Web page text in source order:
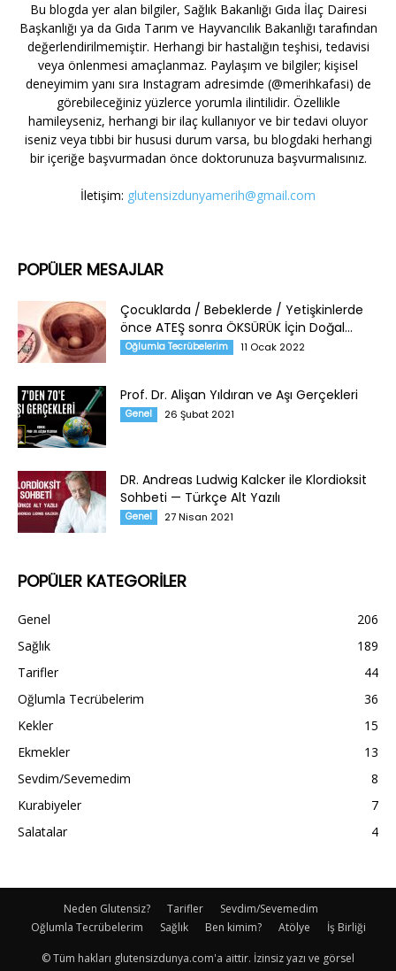
Bu blogda yer alan bilgiler, Sağlık Bakanlığı Gıda İlaç Dairesi
Başkanlığı ya da Gıda Tarım ve Hayvancılık Bakanlığı tarafından
değerlendirilmemiştir. Herhangi bir hastalığın teşhisi, tedavisi
veya önlenmesi amaçlanmaz. Paylaşım ve bilgiler; kişisel
deneyimim yanı sıra Instagram adresimde (@merihkafasi) de
görebileceğiniz yüzlerce yorumla ilintilidir. Özellikle
hamileyseniz, herhangi bir ilaç kullanıyor ve bir tedavi oluyor
iseniz veya tıbbi bir hususi durum varsa, bu blogdaki herhangi
bir içeriğe başvurmadan önce doktorunuza başvurmalısınız.
İletişim: glutensizdunyamerih@gmail.com
POPÜLER MESAJLAR
Çocuklarda / Bebeklerde / Yetişkinlerde
önce ATEŞ sonra ÖKSÜRÜK İçin Doğal...
Oğlumla Tecrübelerim 11 Ocak 2022
Prof. Dr. Alişan Yıldıran ve Aşı Gerçekleri
Genel 26 Şubat 2021
DR. Andreas Ludwig Kalcker ile Klordioksit
Sohbeti — Türkçe Alt Yazılı
Genel 27 Nisan 2021
POPÜLER KATEGORİLER
Genel
206
Sağlık
189
Tarifler
44
Oğlumla Tecrübelerim
36
Kekler
15
Ekmekler
13
Sevdim/Sevemedim
8
Kurabiyeler
7
Salatalar
4
Neden Glutensiz? Tarifler
Sevdim/Sevemedim
Oğlumla Tecrübelerim
Sağlık Ben kimim? Atölye İş Birliği
© Tüm hakları glutensizdunya.com'a aittir. İzinsiz yazı ve görsel